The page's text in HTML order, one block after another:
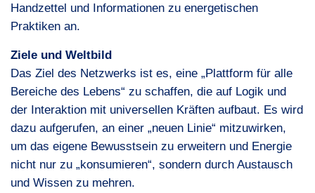
Handzettel und Informationen zu energetischen
Praktiken an.
Ziele und Weltbild
Das Ziel des Netzwerks ist es, eine „Plattform für alle
Bereiche des Lebens“ zu schaffen, die auf Logik und
der Interaktion mit universellen Kräften aufbaut. Es wird
dazu aufgerufen, an einer „neuen Linie“ mitzuwirken,
um das eigene Bewusstsein zu erweitern und Energie
nicht nur zu „konsumieren“, sondern durch Austausch
und Wissen zu mehren.